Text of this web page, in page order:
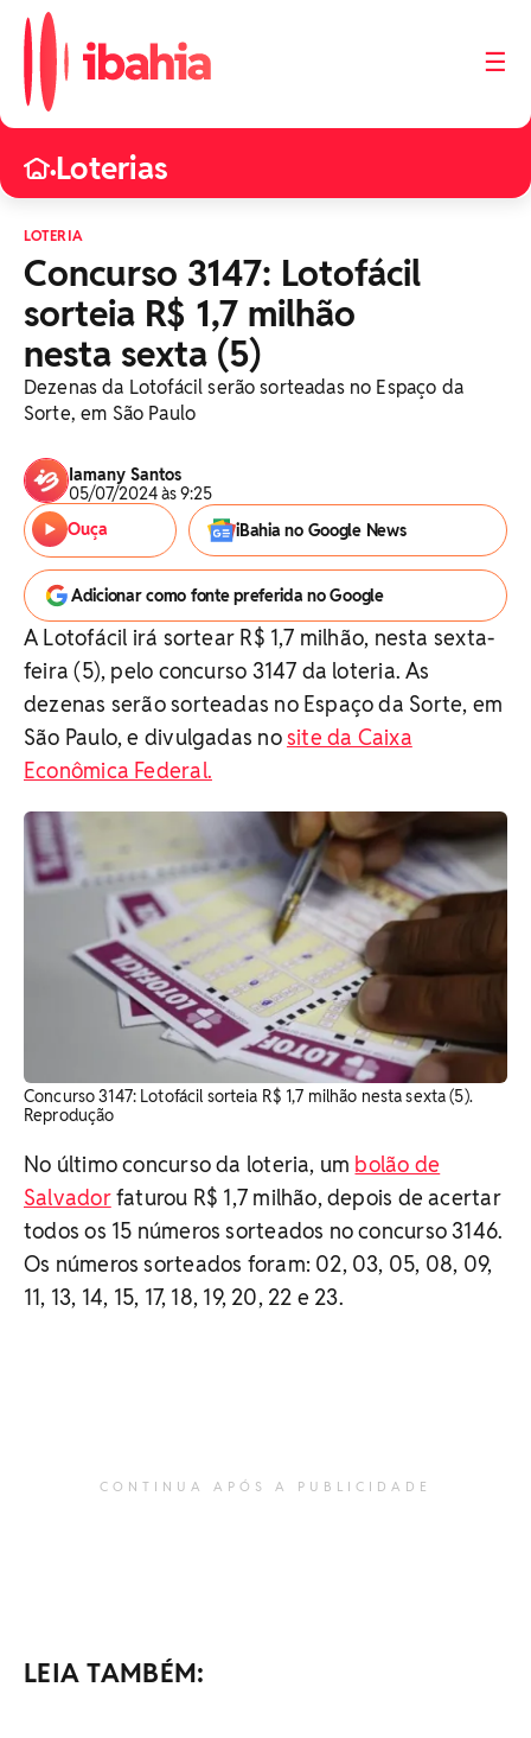
☰
•Loterias
LOTERIA
Concurso 3147: Lotofácil
sorteia R$ 1,7 milhão
nesta sexta (5)
Dezenas da Lotofácil serão sorteadas no Espaço da
Sorte, em São Paulo
Iamany Santos
05/07/2024 às 9:25
Ouça
iBahia no Google News
Adicionar como fonte preferida no Google
A Lotofácil irá sortear R$ 1,7 milhão, nesta sexta-
feira (5), pelo concurso 3147 da loteria. As
dezenas serão sorteadas no Espaço da Sorte, em
São Paulo, e divulgadas nosite da Caixa
Econômica Federal.
Concurso 3147: Lotofácil sorteia R$ 1,7 milhão nesta sexta (5).
Reprodução
No último concurso da loteria, um bolão de
Salvadorfaturou R$ 1,7 milhão, depois de acertar
todos os 15 números sorteados no concurso 3146.
Os números sorteados foram: 02, 03, 05, 08, 09,
11, 13, 14, 15, 17, 18, 19, 20, 22 e 23.
CONTINUA APÓS A PUBLICIDADE
LEIA TAMBÉM: